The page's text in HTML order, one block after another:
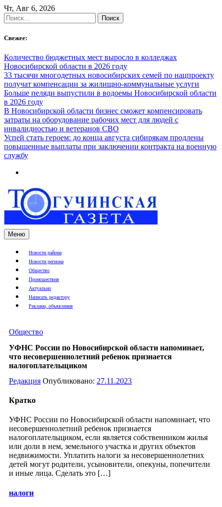
Skip
to
content
Чт, Авг 6, 2026
Найти:
Свежее:
Количество бюджетных мест выросло в колледжах
Новосибирской области в 2026 году
33 тысячи многодетных новосибирских семей по нацпроекту
получат компенсации за жилищно-коммунальные услуги
Больше пеляди выпустили в водоемы Новосибирской области
в 2026 году
В Новосибирской области бизнес сможет компенсировать
затраты на оборудование рабочих мест для людей с
инвалидностью и ветеранов СВО
Успей стать героем: до конца августа сибирякам продлены
повышенные выплаты при заключении контракта на военную
службу
Меню
Новости района
Новости региона
Общество
Происшествия
Актуально
Написать редактору
Реклама, объявления
Общество
УФНС России по Новосибирской области напоминает,
что несовершеннолетний ребенок признается
налогоплательщиком
Редакция Опубликовано: 27.11.2023
Кратко
УФНС России по Новосибирской области напоминает, что
несовершеннолетний ребенок признается
налогоплательщиком, если является собственником жилья
или доли в нем, земельного участка и других объектов
недвижимости. Уплатить налоги за несовершеннолетних
детей могут родители, усыновители, опекуны, попечители
и иные лица. Сделать это […]
налоги